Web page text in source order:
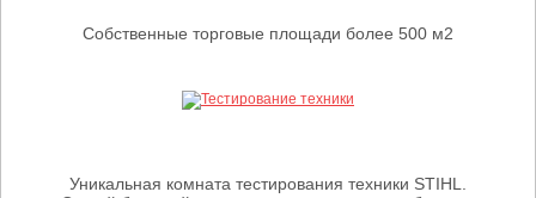
Собственные торговые площади более 500 м2
Уникальная комната тестирования техники STIHL.